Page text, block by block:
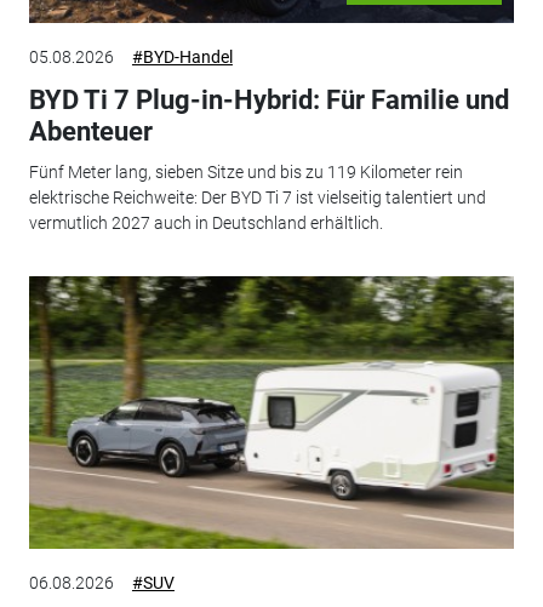
05.08.2026 #BYD-Handel
BYD Ti 7 Plug-in-Hybrid: Für Familie und
Abenteuer
Fünf Meter lang, sieben Sitze und bis zu 119 Kilometer rein
elektrische Reichweite: Der BYD Ti 7 ist vielseitig talentiert und
vermutlich 2027 auch in Deutschland erhältlich.
06.08.2026 #SUV